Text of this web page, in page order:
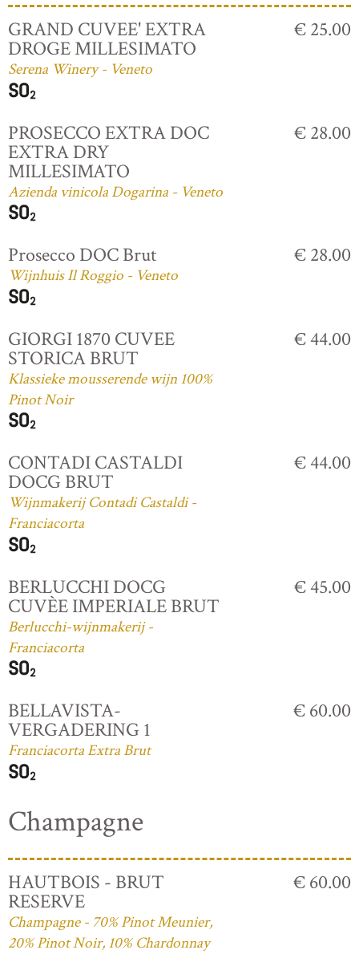
GRAND CUVEE' EXTRA
DROGE MILLESIMATO
Serena Winery - Veneto
€ 25.00
PROSECCO EXTRA DOC
EXTRA DRY
MILLESIMATO
Azienda vinicola Dogarina - Veneto
€ 28.00
Prosecco DOC Brut
Wijnhuis Il Roggio - Veneto
€ 28.00
GIORGI 1870 CUVEE
STORICA BRUT
Klassieke mousserende wijn 100%
Pinot Noir
€ 44.00
CONTADI CASTALDI
DOCG BRUT
Wijnmakerij Contadi Castaldi -
Franciacorta
€ 44.00
BERLUCCHI DOCG
CUVÈE IMPERIALE BRUT
Berlucchi-wijnmakerij -
Franciacorta
€ 45.00
BELLAVISTA-
VERGADERING 1
Franciacorta Extra Brut
€ 60.00
Champagne
HAUTBOIS - BRUT
RESERVE
Champagne - 70% Pinot Meunier,
20% Pinot Noir, 10% Chardonnay
€ 60.00